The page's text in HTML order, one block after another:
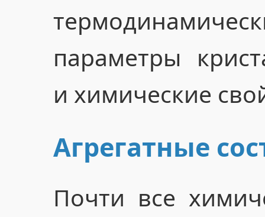
параметры
и химические
Агрегатные
Почти все